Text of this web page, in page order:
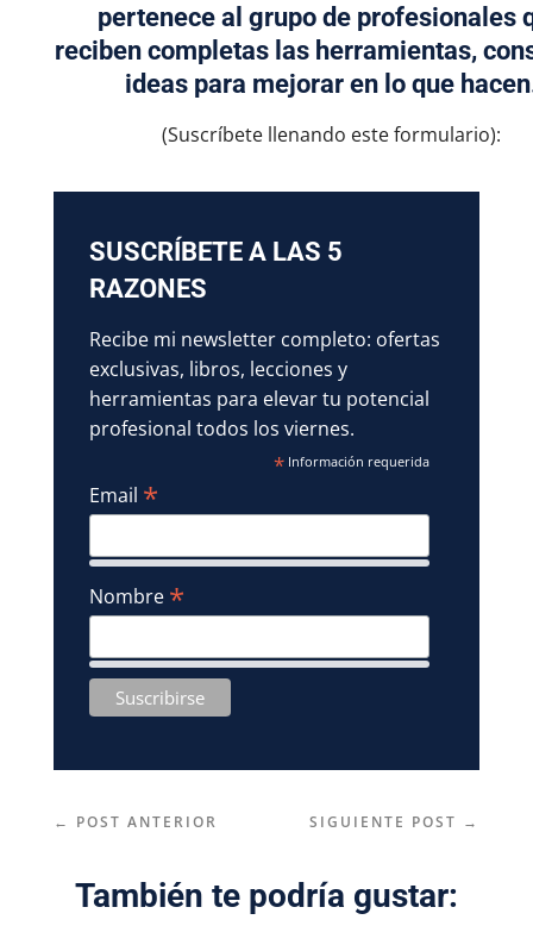
pertenece al grupo de profesionales
reciben completas las herramientas,
ideas para mejorar en lo que
(Suscríbete llenando este formulario):
SUSCRÍBETE A LAS 5
RAZONES
Recibe mi newsletter completo: ofertas
exclusivas, libros, lecciones y
herramientas para elevar tu potencial
profesional todos los viernes.
* Información requerida
Email *
Nombre *
← POST ANTERIOR SIGUIENTE POST →
También te podría gustar: